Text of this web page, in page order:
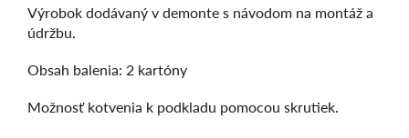
Výrobok dodávaný v demonte s návodom na montáž a
údržbu.
Obsah balenia: 2 kartóny
Možnosť kotvenia k podkladu pomocou skrutiek.